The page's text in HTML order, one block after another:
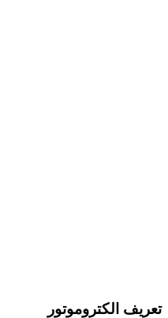
تعریف الکتروموتور